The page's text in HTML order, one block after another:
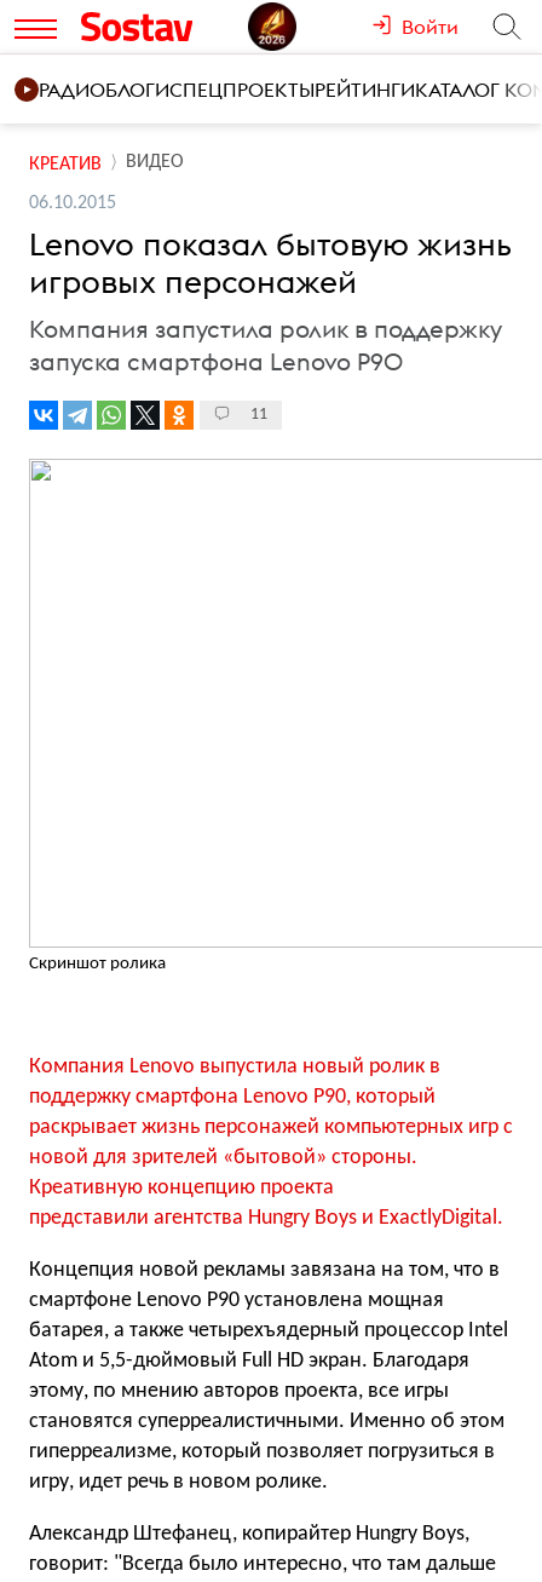
Войти
РАДИОБЛОГИСПЕЦПРОЕКТЫРЕЙТИНГИКАТАЛОГ
КРЕАТИВ ВИДЕО
06.10.2015
Lenovo показал бытовую жизнь
игровых персонажей
Компания запустила ролик в поддержку
запуска смартфона Lenovo P90
11
Скриншот ролика
Компания Lenovo выпустила новый ролик в
поддержку смартфона Lenovo P90, который
раскрывает жизнь персонажей компьютерных игр с
новой для зрителей «бытовой» стороны.
Креативную концепцию проекта
представили агентства Hungry Boys и ExactlyDigital.
Концепция новой рекламы завязана на том, что в
смартфоне Lenovo P90 установлена мощная
батарея, а также четырехъядерный процессор Intel
Atom и 5,5-дюймовый Full HD экран. Благодаря
этому, по мнению авторов проекта, все игры
становятся суперреалистичными. Именно об этом
гиперреализме, который позволяет погрузиться в
игру, идет речь в новом ролике.
Александр Штефанец, копирайтер Hungry Boys,
говорит: "Всегда было интересно, что там дальше